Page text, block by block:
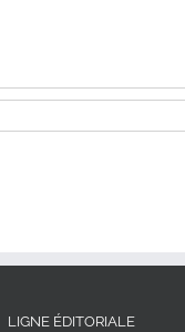
LIGNE ÉDITORIALE